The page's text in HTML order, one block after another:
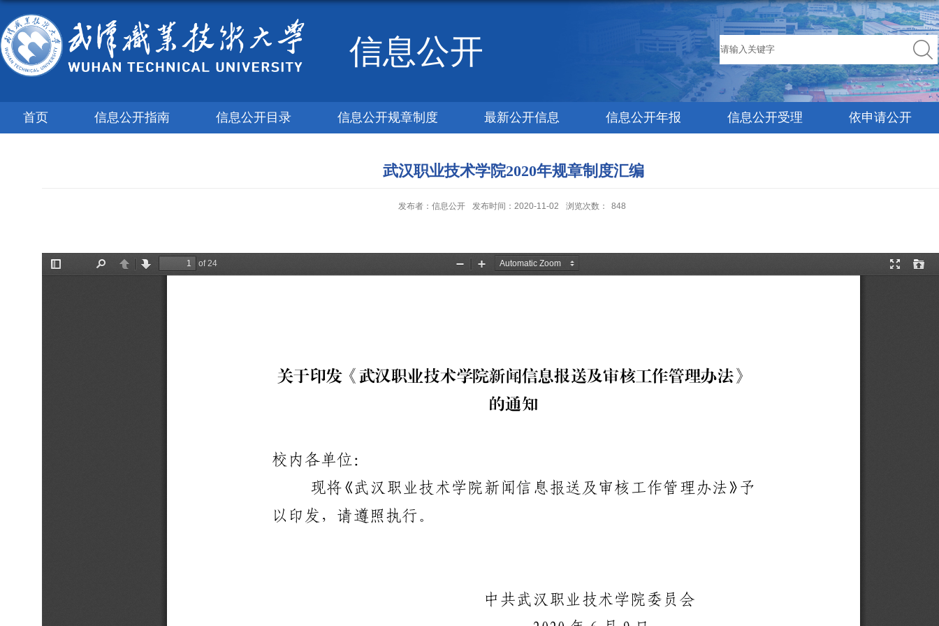
信息公开
首页 信息公开指南 信息公开目录 信息公开规章制度 最新公开信息 信息公开年报 信息公开受理 依申请公开
武汉职业技术学院2020年规章制度汇编
发布者：信息公开 发布时间：2020-11-02 浏览次数： 848